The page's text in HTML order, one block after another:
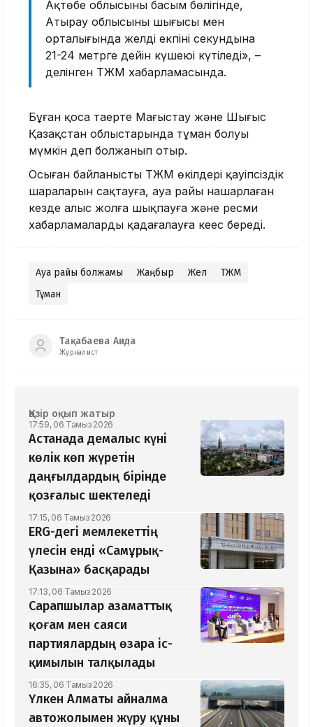
Ақтөбе облысының басым бөлігінде,
Атырау облысының шығысы мен
орталығында желдің екпіні секундына
21-24 метрге дейін күшеюі күтіледі», –
делінген ТЖМ хабарламасында.
Бұған қоса таңертең Маңғыстау және Шығыс
Қазақстан облыстарында тұман болуы
мүмкін деп болжанып отыр.
Осыған байланысты ТЖМ өкілдері қауіпсіздік
шараларын сақтауға, ауа райы нашарлаған
кезде алыс жолға шықпауға және ресми
хабарламаларды қадағалауға кеңес береді.
Ауа райы болжамы Жаңбыр Жел
ТЖМ
Тұман
Тақабаева Аида
Журналист
Қазір оқып жатыр
17:59, 06 Тамыз 2026
Астанада демалыс күні
көлік көп жүретін
даңғылдардың бірінде
қозғалыс шектеледі
17:15, 06 Тамыз 2026
ERG-дегі мемлекеттің
үлесін енді «Самұрық-
Қазына» басқарады
17:13, 06 Тамыз 2026
Сарапшылар азаматтық
қоғам мен саяси
партиялардың өзара іс-
қимылын талқылады
16:35, 06 Тамыз 2026
Үлкен Алматы айналма
автожолымен жүру құны